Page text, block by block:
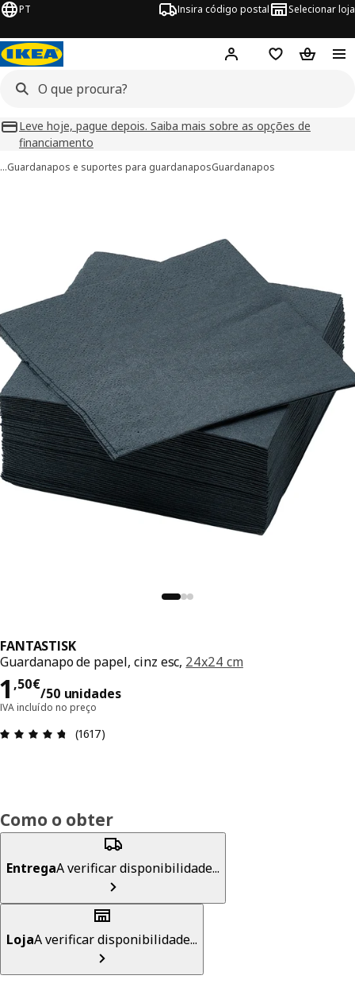
PT Insira código postal Selecionar loja
Hej! Inicie sessão
FavoritosCesto de
Leve hoje, pague depois. Saiba mais sobre as opções de
financiamento
…Guardanapos e suportes para guardanaposGuardanapos
FANTASTISK
Guardanapo de papel, cinz esc, 24x24 cm
1 ,50€
/50 unidades
Preço 1,50€/50 unidades
IVA incluído no preço
Avaliações: 4.7 de 5 estrelas. Total de
(1617)
Como o obter
EntregaA verificar disponibilidade...
LojaA verificar disponibilidade...